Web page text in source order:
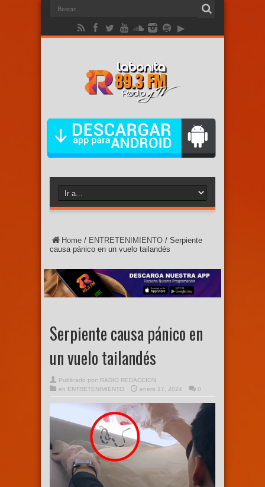
Home / ENTRETENIMIENTO / Serpiente
causa pánico en un vuelo tailandés
Serpiente causa pánico en
un vuelo tailandés
Publicado por: RADIO REDACCION
en ENTRETENIMIENTO enero 17, 2024 0